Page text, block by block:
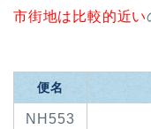
市街地は比較的近い
便名
NH553